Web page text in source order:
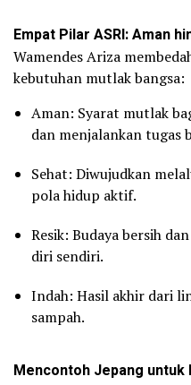
Empat Pilar ASRI: Aman
Wamendes Ariza
kebutuhan mutlak bangsa:
Aman: Syarat mutlak
dan menjalankan tugas
Sehat: Diwujudkan
pola hidup aktif.
Resik: Budaya bersih
diri sendiri.
Indah: Hasil akhir dari
sampah.
Mencontoh Jepang untuk